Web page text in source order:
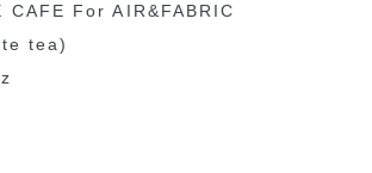
CAFE For AIR&FABRIC
tea)